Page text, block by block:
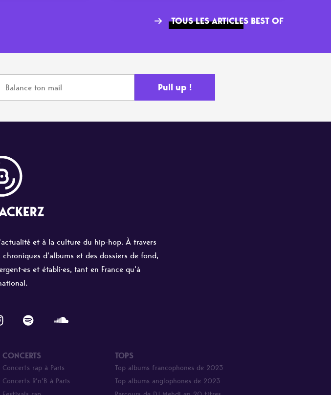
TOUS LES ARTICLES BEST OF
et à la culture du hip-hop. À travers
d'albums et des dossiers de fond,
et établi·es, tant en France qu'à
CONCERTS
Concerts rap à Paris
Concerts R’n’B à Paris
TOPS
Top albums francophones de 2023
Top albums anglophones de 2023